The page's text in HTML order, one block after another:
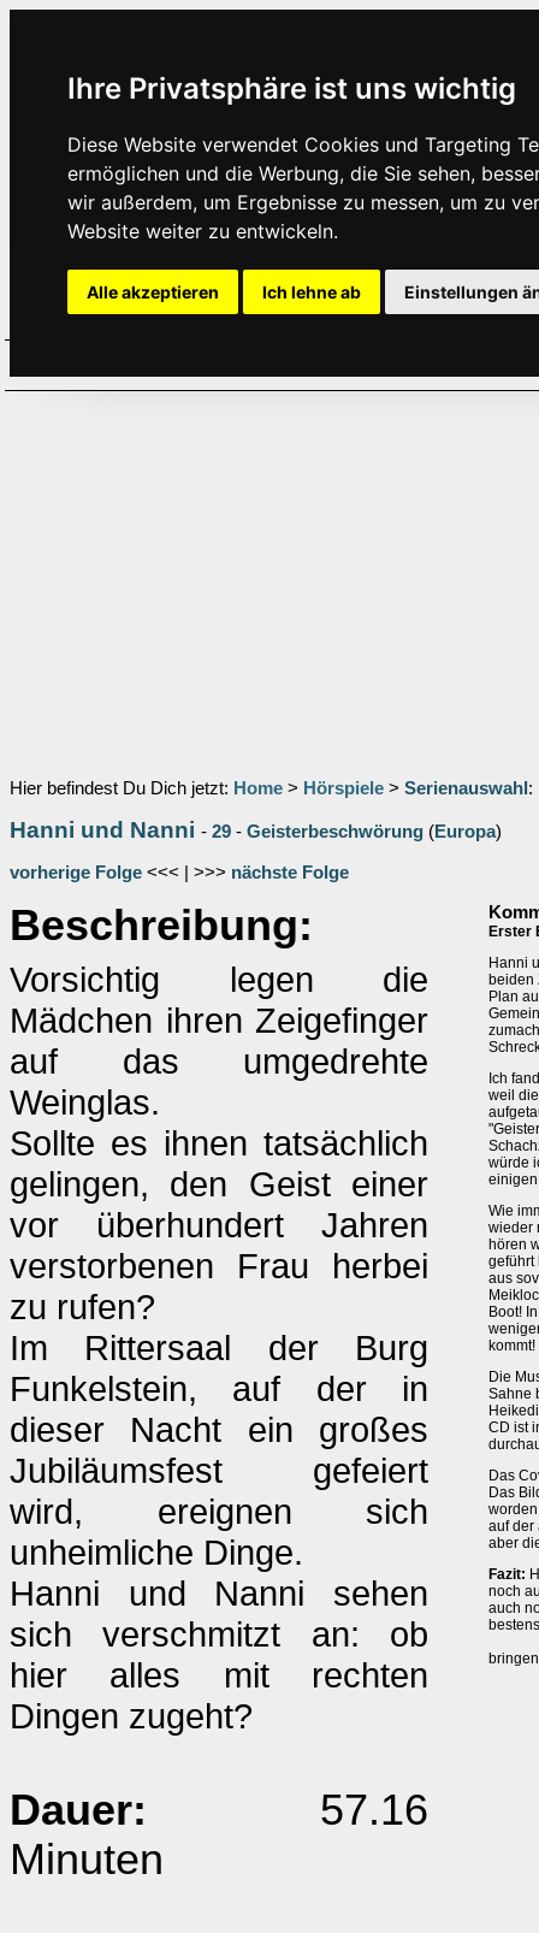
Ihre Privatsphäre ist uns wichtig
Diese Website verwendet Cookies und Targeting
ermöglichen und die Werbung, die Sie sehen,
wir außerdem, um Ergebnisse zu messen, um zu
Website weiter zu entwickeln.
Alle akzeptieren Ich lehne ab Einstellungen
Hier befindest Du Dich jetzt: Home > Hörspiele > Serienauswahl :
Hanni und Nanni - 29 - Geisterbeschwörung (Europa)
vorherige Folge <<< | >>> nächste Folge
Beschreibung:
Vorsichtig legen die
Mädchen ihren Zeigefinger
auf das umgedrehte
Weinglas.
Sollte es ihnen tatsächlich
gelingen, den Geist einer
vor überhundert Jahren
verstorbenen Frau herbei
zu rufen?
Im Rittersaal der Burg
Funkelstein, auf der in
dieser Nacht ein großes
Jubiläumsfest gefeiert
wird, ereignen sich
unheimliche Dinge.
Hanni und Nanni sehen
sich verschmitzt an: ob
hier alles mit rechten
Dingen zugeht?
Dauer: 57.16
Minuten
Erster
Hanni
beiden
Plan
Ich
weil
würde
Wie
wieder
hören
geführt
aus
Boot!
kommt!
Die
Sahne
CD ist
Das
Das
auf der
aber
Fazit:
noch
auch